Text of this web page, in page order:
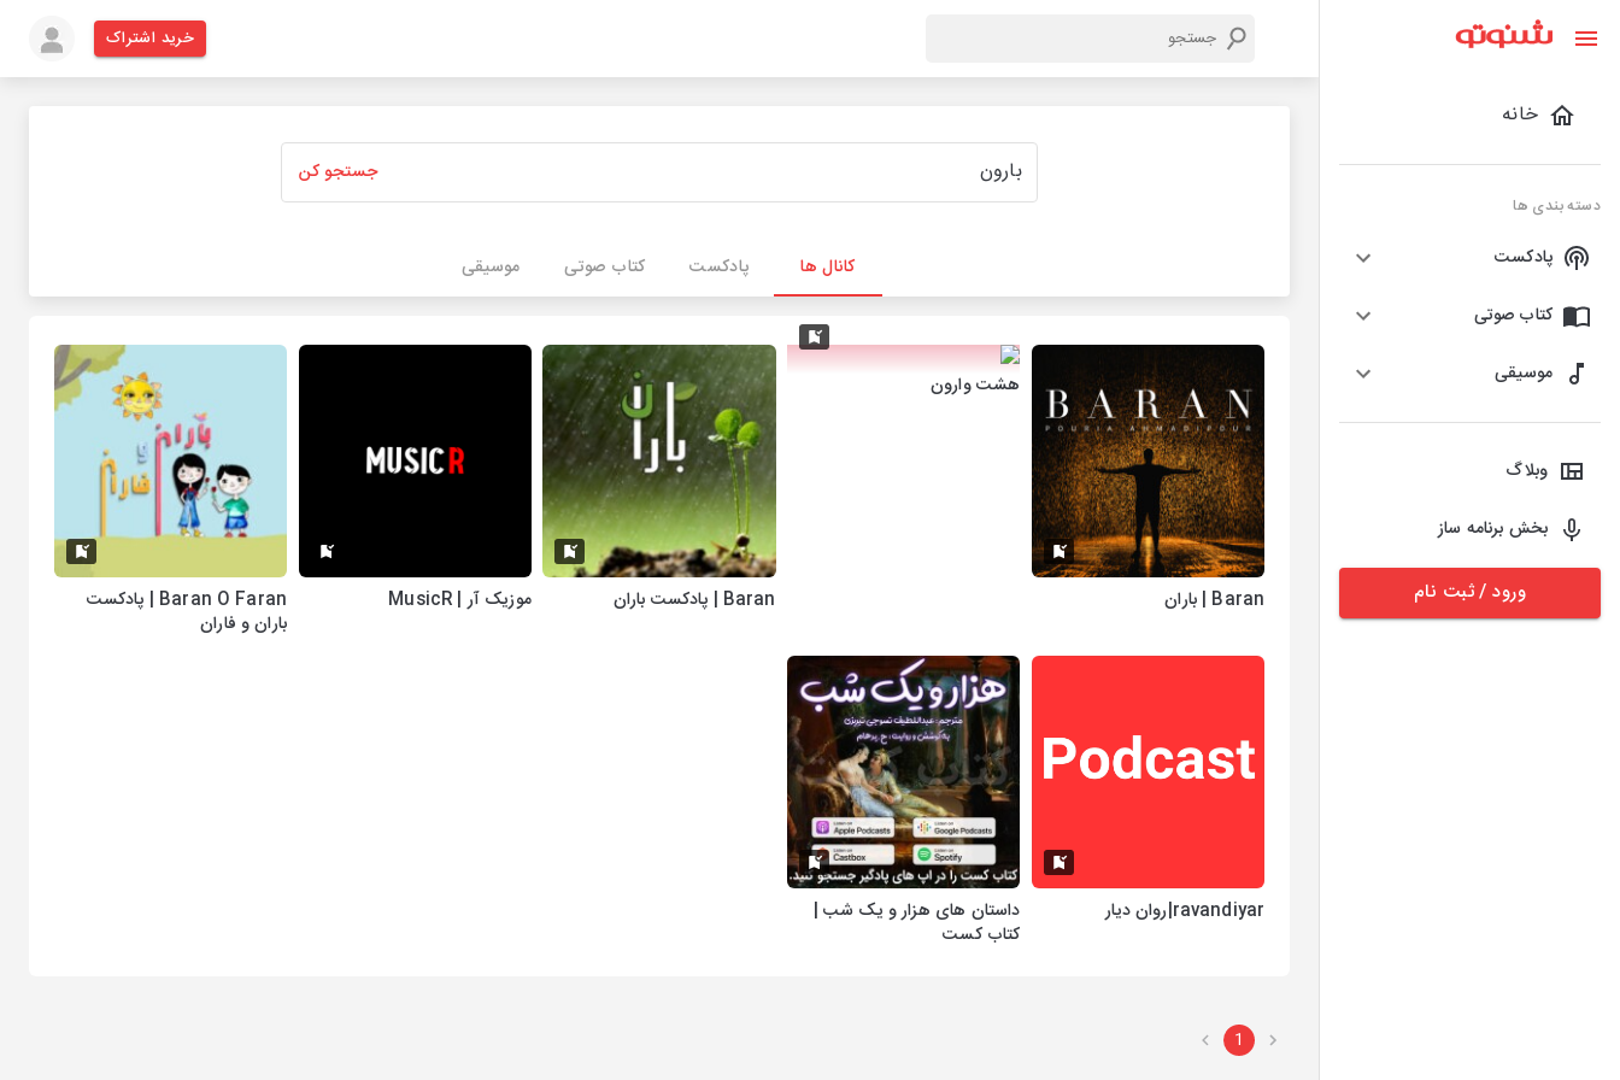
خانه
دسته بندی ها
پادکست
کتاب صوتی
موسیقی
وبلاگ
بخش برنامه ساز
ورود / ثبت نام
خرید اشتراک
جستجو کن
کانال ها پادکست کتاب صوتی موسیقی
Baran | باران
هشت وارون
Baran | پادکست باران موزیک آر | MusicR
Baran O Faran | پادکست
باران و فاران
ravandiyar|روان دیار
داستان های هزار و یک شب |
کتاب کست
1